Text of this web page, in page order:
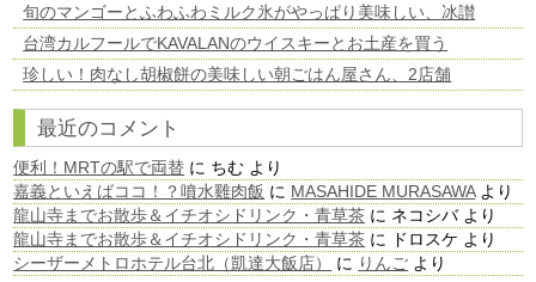
旬のマンゴーとふわふわミルク氷がやっぱり美味しい、冰讃
台湾カルフールでKAVALANのウイスキーとお土産を買う
珍しい！肉なし胡椒餅の美味しい朝ごはん屋さん、2店舗
最近のコメント
便利！MRTの駅で両替 に ちむ より
嘉義といえばココ！？噴水雞肉飯 に MASAHIDE MURASAWAより
龍山寺までお散歩＆イチオシドリンク・青草茶 に ネコシバより
龍山寺までお散歩＆イチオシドリンク・青草茶 に ドロスケ より
シーザーメトロホテル台北（凱達大飯店）
に りんご より